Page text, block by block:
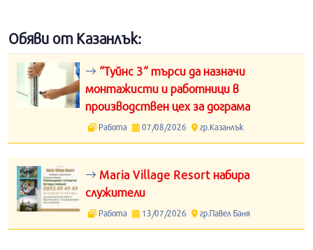
Обяви от Казанлък:
“Туйнс 3“ търси да назначи
монтажисти и работници в
производствен цех за дограма
Работа 07/08/2026 гр.Казанлък
Maria Village Resort набира
служители
Работа 13/07/2026 гр.Павел Баня